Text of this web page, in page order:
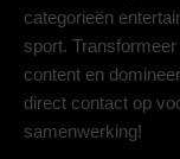
categorieën
sport. Transformeer
content en
direct contact op
samenwerking!